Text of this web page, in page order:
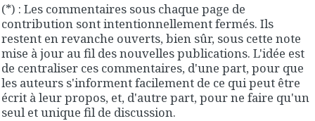
(*) : Les commentaires sous chaque page de
contribution sont intentionnellement fermés. Ils
restent en revanche ouverts, bien sûr, sous cette note
mise à jour au fil des nouvelles publications. L'idée est
de centraliser ces commentaires, d'une part, pour que
les auteurs s'informent facilement de ce qui peut être
écrit à leur propos, et, d'autre part, pour ne faire qu'un
seul et unique fil de discussion.